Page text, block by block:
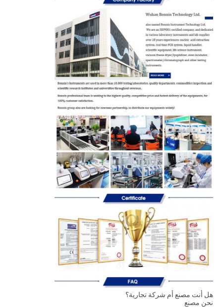
هل أنت مصنع أم شركة تجارية؟
نحن مصنع